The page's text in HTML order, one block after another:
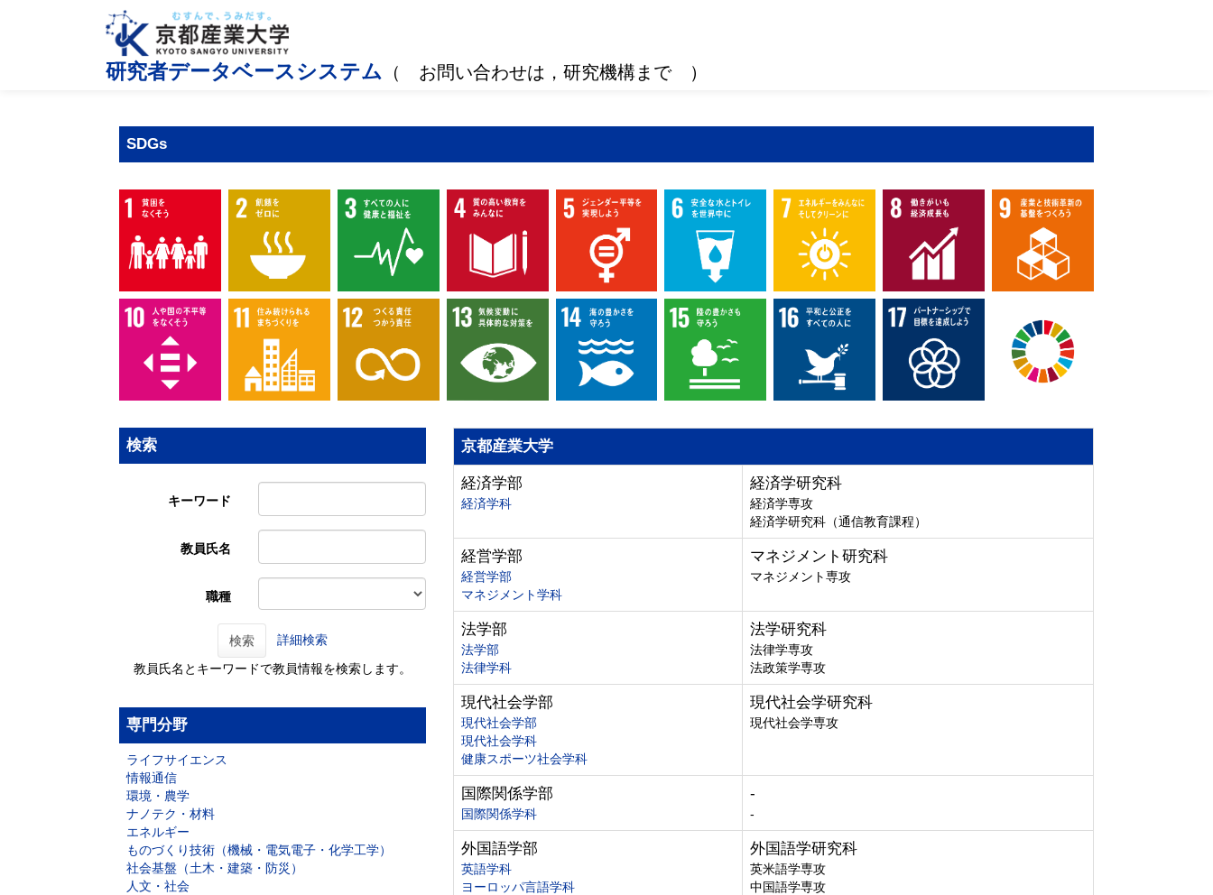
研究者データベースシステム （ お問い合わせは，研究機構まで ）
SDGs
検索
キーワード
教員氏名
職種
検索 詳細検索
教員氏名とキーワードで教員情報を検索します。
専門分野
ライフサイエンス
情報通信
環境・農学
ナノテク・材料
エネルギー
ものづくり技術（機械・電気電子・化学工学）
社会基盤（土木・建築・防災）
人文・社会
京都産業大学
経済学部
経済学科
経済学研究科
経済学専攻
経済学研究科（通信教育課程）
経営学部
経営学部
マネジメント学科
マネジメント研究科
マネジメント専攻
法学部
法学部
法律学科
法学研究科
法律学専攻
法政策学専攻
現代社会学部
現代社会学部
現代社会学科
健康スポーツ社会学科
現代社会学研究科
現代社会学専攻
国際関係学部
国際関係学科
-
-
外国語学部
英語学科
ヨーロッパ言語学科
外国語学研究科
英米語学専攻
中国語学専攻